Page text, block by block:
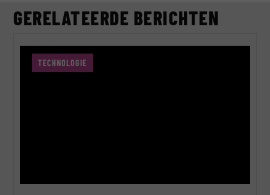
GERELATEERDE BERICHTEN
TECHNOLOGIE